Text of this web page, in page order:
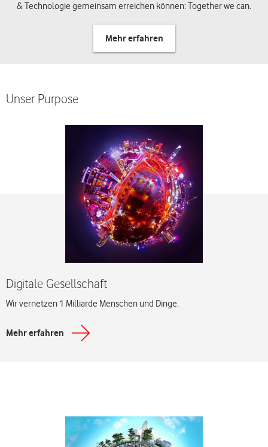
& Technologie gemeinsam erreichen können: Together we can.
Mehr erfahren
Unser Purpose
Digitale Gesellschaft
Wir vernetzen 1 Milliarde Menschen und Dinge.
Mehr erfahren